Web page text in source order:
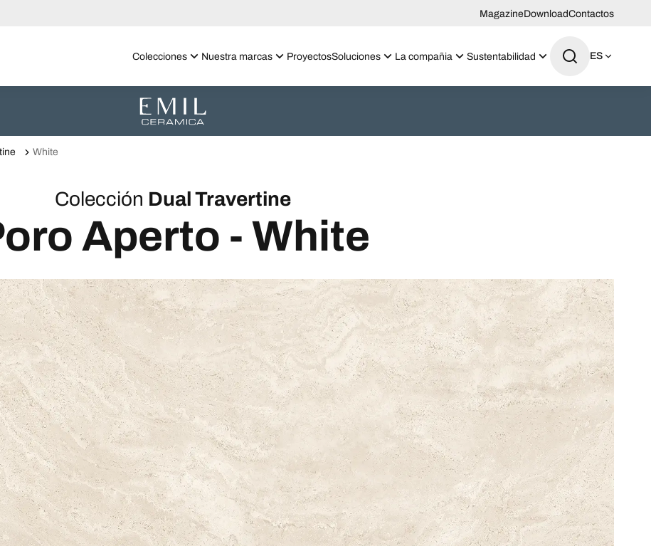
MagazineDownloadContactos
Colecciones Nuestra marcas ProyectosSoluciones La compañia Sustentabilidad ES
White
Colección Dual Travertine
Aperto - White